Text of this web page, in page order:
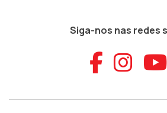
Siga-nos nas redes